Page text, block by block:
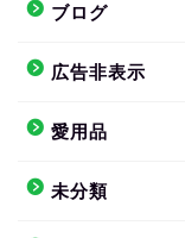
ブログ
広告非表示
愛用品
未分類